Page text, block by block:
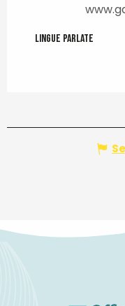
Lingue parlate
Lingue parlate